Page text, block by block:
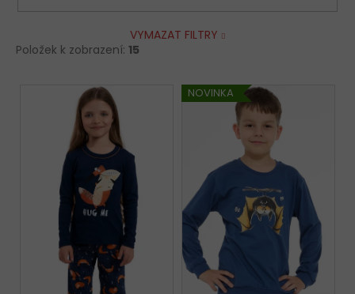
VYMAZAT FILTRY
Položek k zobrazení: 15
NOVINKA